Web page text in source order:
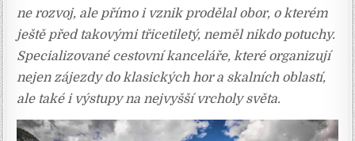
ne rozvoj, ale přímo i vznik prodělal obor, o kterém
ještě před takovými třicetiletý, neměl nikdo potuchy.
Specializované cestovní kanceláře, které organizují
nejen zájezdy do klasických hor a skalních oblastí,
ale také i výstupy na nejvyšší vrcholy světa.